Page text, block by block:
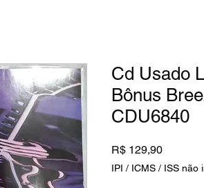
Cd Usado
Bônus
CDU6840
R$ 129,90Preço
IPI / ICMS / ISS não